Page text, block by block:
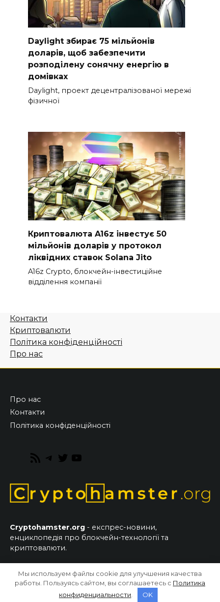
Daylight збирає 75 мільйонів
доларів, щоб забезпечити
розподілену сонячну енергію в
домівках
Daylight, проект децентралізованої мережі
фізичної
Криптовалюта A16z інвестує 50
мільйонів доларів у протокол
ліквідних ставок Solana Jito
A16z Crypto, блокчейн-інвестиційне
відділення компанії
Контакти
Криптовалюти
Політика конфіденційності
Про нас
Про нас
Контакти
Політика конфіденційності
RSS
Telegram
Twitter
Cryptohamster.org - експрес-новини,
енциклопедія про блокчейн-технології та
криптовалюти.
© 2026 CryptoHamster.org
Мы используем файлы cookie для улучшения качества
работы. Пользуясь сайтом, вы соглашаетесь с Политика
конфиденциальности
OK